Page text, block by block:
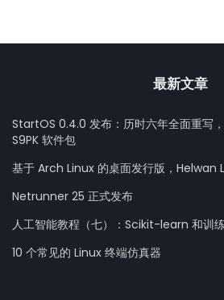
最新文章
StartOS 0.4.0 发布：历时六年全面重写
S9PK 软件包
基于 Arch Linux 的桌面发行版，Helwan
Netrunner 25 正式发布
人工智能教程（七）：Scikit-learn 和训
10 个常见的 Linux 终端仿真器